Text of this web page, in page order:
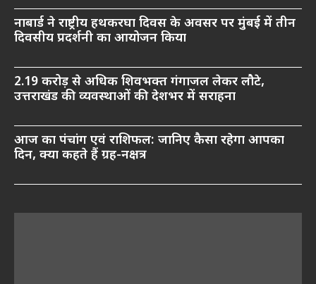
नाबार्ड ने राष्ट्रीय हथकरघा दिवस के अवसर पर मुंबई में तीन
दिवसीय प्रदर्शनी का आयोजन किया
2.19 करोड़ से अधिक शिवभक्त गंगाजल लेकर लौटे,
उत्तराखंड की व्यवस्थाओं की देशभर में सराहना
आज का पंचांग एवं राशिफल: जानिए कैसा रहेगा आपका
दिन, क्या कहते हैं ग्रह-नक्षत्र